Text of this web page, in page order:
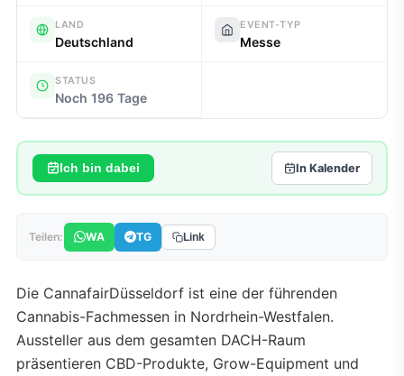
LAND
Deutschland
EVENT-TYP
Messe
STATUS
Noch 196 Tage
Ich bin dabei In Kalender
Teilen: WA TG Link
Die CannafairDüsseldorf ist eine der führenden
Cannabis-Fachmessen in Nordrhein-Westfalen.
Aussteller aus dem gesamten DACH-Raum
präsentieren CBD-Produkte, Grow-Equipment und